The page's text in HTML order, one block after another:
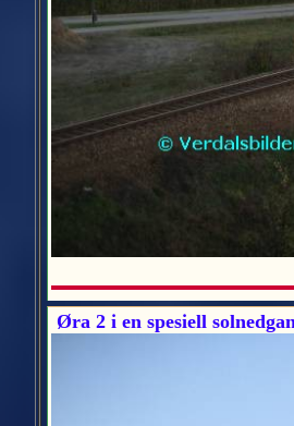
Øra 2 i en spesiell